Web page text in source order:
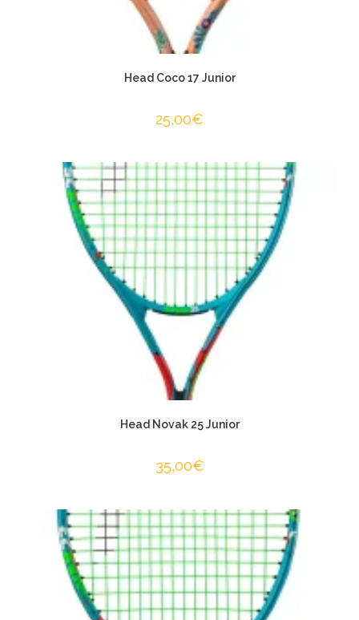
Head Coco 17 Junior
25,00€
Head Novak 25 Junior
35,00€